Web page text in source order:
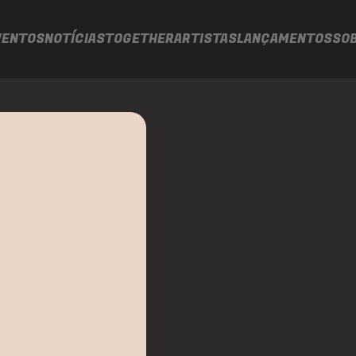
NOTÍCIASTOGETHERARTISTASLANÇAMENTOS